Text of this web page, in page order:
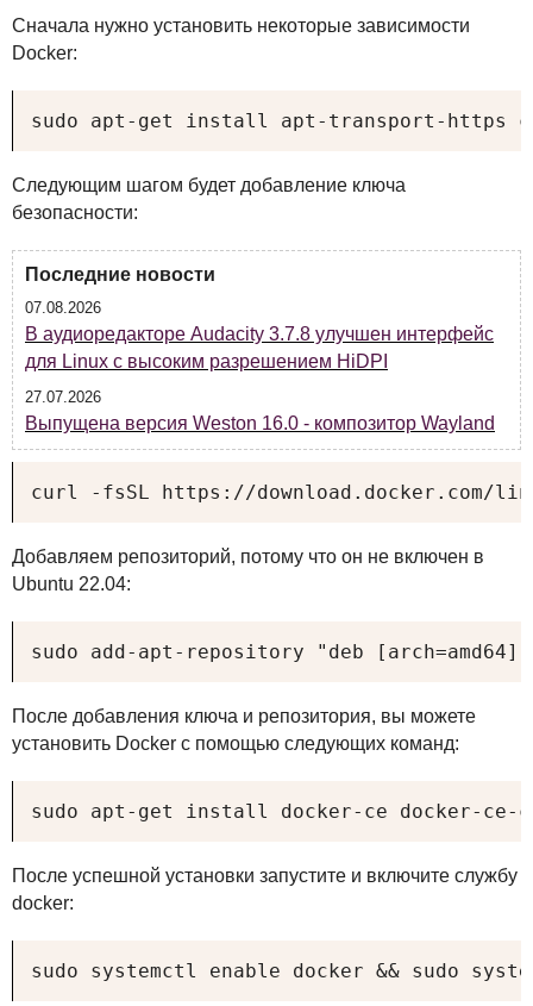
Сначала нужно установить некоторые зависимости
Docker:
sudo apt-get install apt-transport-https
Следующим шагом будет добавление ключа
безопасности:
Последние новости
07.08.2026
В аудиоредакторе Audacity 3.7.8 улучшен интерфейс
для Linux с высоким разрешением HiDPI
27.07.2026
Выпущена версия Weston 16.0 - композитор Wayland
curl -fsSL https://download.docker.com/
Добавляем репозиторий, потому что он не включен в
Ubuntu 22.04:
sudo add-apt-repository "deb
После добавления ключа и репозитория, вы можете
установить Docker с помощью следующих команд:
sudo apt-get install docker-ce docker-
После успешной установки запустите и включите службу
docker:
sudo systemctl enable docker && sudo